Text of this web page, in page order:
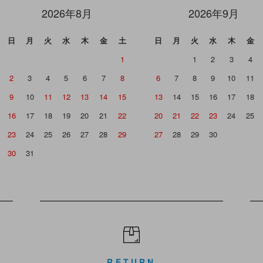
2026年8月
日 月 火 水 木 金
土
1
2
3 4 5 6 7
8
9
10 11 12 13 14
15
16
17 18 19 20 21
22
23
24 25 26 27 28
29
30
31
2026年9月
日 月 火 水 木 金
1
2 3 4
6
7 8 9 10 11
13
14 15 16 17 18
20
21 22 23 24 25
27
28 29 30